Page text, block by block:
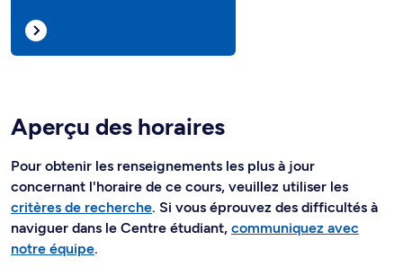
Aperçu des horaires
Pour obtenir les renseignements les plus à jour
concernant l'horaire de ce cours, veuillez utiliser les
critères de recherche. Si vous éprouvez des difficultés à
naviguer dans le Centre étudiant, communiquez avec
notre équipe.